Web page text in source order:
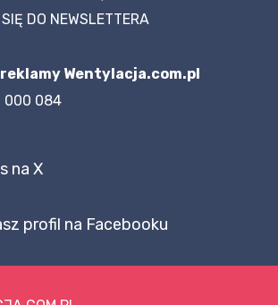
DO NEWSLETTERA
Wentylacja.com.pl
000 084
na X
profil na Facebooku